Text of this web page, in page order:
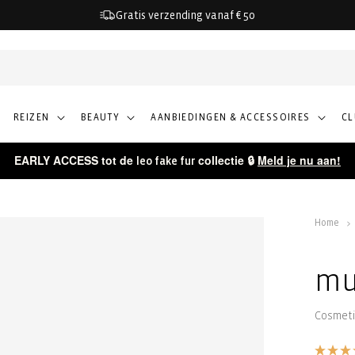
Gratis verzending vanaf € 50
REIZEN BEAUTY AANBIEDINGEN & ACCESSOIRES
EARLY ACCESS tot de leo fake fur collectie 🔒 Meld je nu aan!
Home